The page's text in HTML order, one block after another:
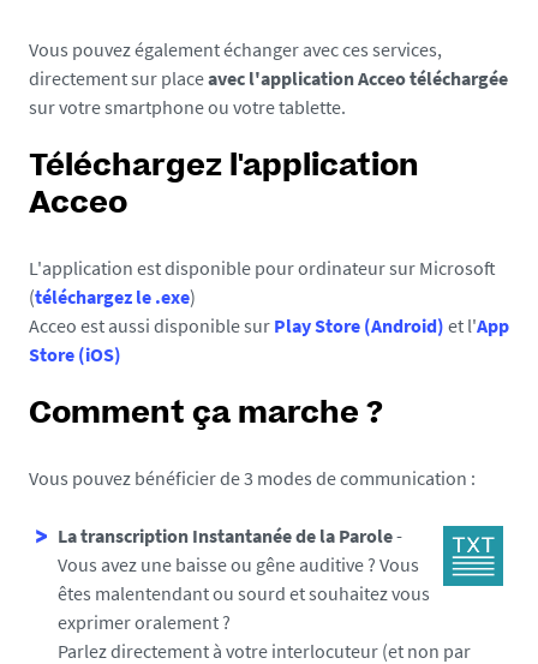
Vous pouvez également échanger avec ces services,
directement sur placeavec l'application Acceo téléchargée
sur votre smartphone ou votre tablette.
Téléchargez l'application
Acceo
L'application est disponible pour ordinateur sur Microsoft
(téléchargez le .exe)
Acceo est aussi disponible sur Play Store (Android) et l'App
Store (iOS)
Comment ça marche ?
Vous pouvez bénéficier de 3 modes de communication :
La transcription Instantanée de la Parole-
Vous avez une baisse ou gêne auditive ? Vous
êtes malentendant ou sourd et souhaitez vous
exprimer oralement ?
Parlez directement à votre interlocuteur (et non par